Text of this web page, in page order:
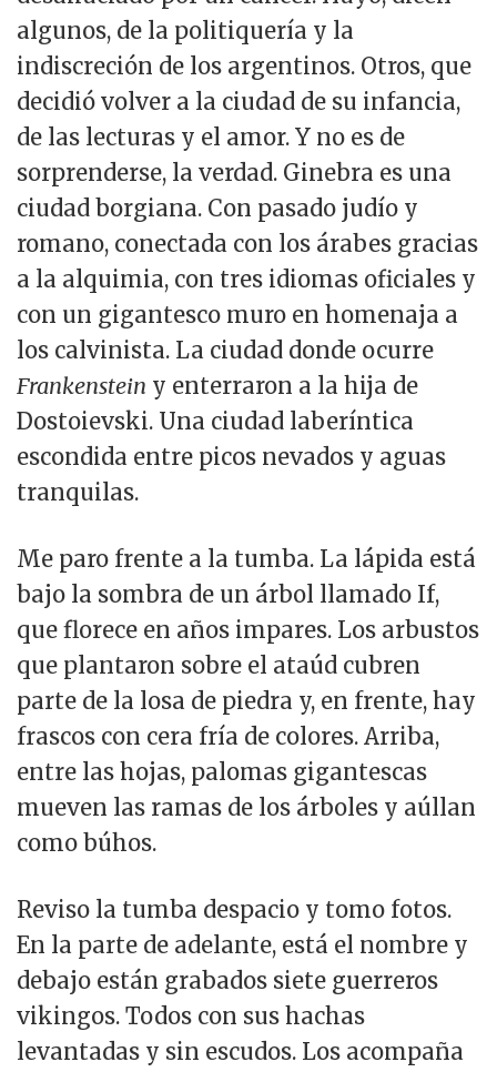
algunos, de la politiquería y la
indiscreción de los argentinos. Otros, que
decidió volver a la ciudad de su infancia,
de las lecturas y el amor. Y no es de
sorprenderse, la verdad. Ginebra es una
ciudad borgiana. Con pasado judío y
romano, conectada con los árabes gracias
a la alquimia, con tres idiomas oficiales y
con un gigantesco muro en homenaja a
los calvinista. La ciudad donde ocurre
Frankenstein y enterraron a la hija de
Dostoievski. Una ciudad laberíntica
escondida entre picos nevados y aguas
tranquilas.
Me paro frente a la tumba. La lápida está
bajo la sombra de un árbol llamado If,
que florece en años impares. Los arbustos
que plantaron sobre el ataúd cubren
parte de la losa de piedra y, en frente, hay
frascos con cera fría de colores. Arriba,
entre las hojas, palomas gigantescas
mueven las ramas de los árboles y aúllan
como búhos.
Reviso la tumba despacio y tomo fotos.
En la parte de adelante, está el nombre y
debajo están grabados siete guerreros
vikingos. Todos con sus hachas
levantadas y sin escudos. Los acompaña